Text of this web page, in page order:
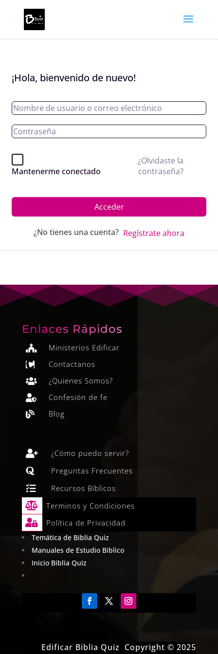
¡Hola, bienvenido de nuevo!
Mantenerme conectado
¿Olvidaste la
contraseña?
Acceder
¿No tienes una cuenta? Regístrate ahora
Enlaces Rápidos
 Ministerios Edificar
 Contactanos
 ¿Quienes Somos?
 Confesión de fe
 Blog
 ¿Cómo puedo servir?
 Preguntas Frecuentes
 Recursos Bíblicos
 Terminos y Condiciones
 Política de Privacidad
Temática de Biblia Quiz
Manuales de Estudio Biblico
Inicio Biblia Quiz
Edificar Biblia Quiz Copyright © 2025